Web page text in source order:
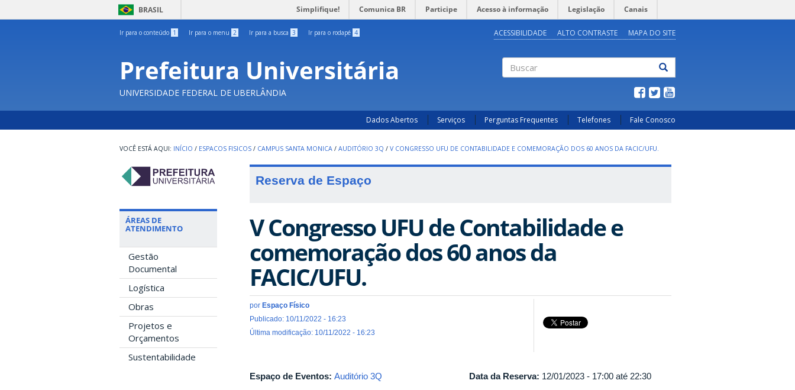
BRASIL Simplifique! Comunica BR Participe Acesso à informação Legislação Canais
Ir para o conteúdo 1 Ir para o menu 2 Ir para a busca 3 Ir para o rodapé 4 ACESSIBILIDADE ALTO CONTRASTE MAPA DO SITE
Prefeitura Universitária
UNIVERSIDADE FEDERAL DE UBERLÂNDIA
Dados Abertos Serviços Perguntas Frequentes Telefones Fale Conosco
INÍCIO / ESPACOS FISICOS / CAMPUS SANTA MONICA / AUDITÓRIO 3Q / V CONGRESSO UFU DE CONTABILIDADE E COMEMORAÇÃO DOS 60 ANOS DA FACIC/UFU.
ÁREAS DE
ATENDIMENTO
Gestão
Documental
Logística
Obras
Projetos e
Orçamentos
Sustentabilidade
Reserva de Espaço
V Congresso UFU de Contabilidade e
comemoração dos 60 anos da
FACIC/UFU.
por Espaço Físico
Publicado: 10/11/2022 - 16:23
Última modificação: 10/11/2022 - 16:23
Espaço de Eventos: Auditório 3Q
Data da Reserva: 12/01/2023 - 17:00 até 22:30